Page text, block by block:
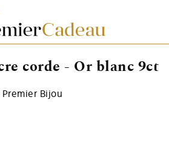
corde - Or blanc 9ct
Premier Bijou